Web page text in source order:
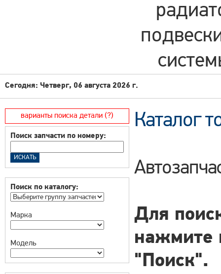
Сегодня: Четверг, 06 августа 2026 г.
варианты поиска детали (?)
Поиск запчасти по номеру:
Поиск по каталогу:
Марка
Модель
Каталог
Для
нажмите
"Поиск".